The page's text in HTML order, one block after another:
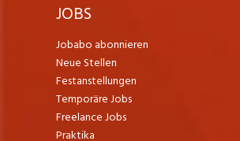
JOBS
Jobabo abonnieren
Neue Stellen
Festanstellungen
Temporäre Jobs
Freelance Jobs
Praktika